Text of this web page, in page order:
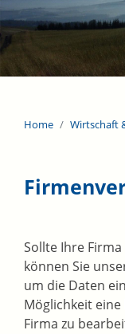
Home Wirtschaft
Sollte Ihre
können Sie
um die Daten
Möglichkeit
Firma zu